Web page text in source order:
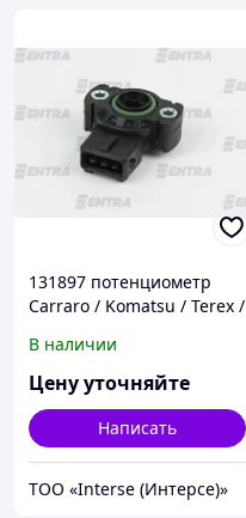
131897 потенциометр
Carraro / Komatsu / Terex /
В наличии
Цену уточняйте
Написать
ТОО «Interse (Интерсе)»